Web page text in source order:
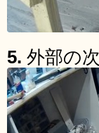
5. 外部の